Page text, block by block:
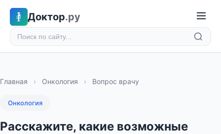
Доктор.ру
Главная › Онкология › Вопрос врачу
Онкология
Расскажите, какие возможные